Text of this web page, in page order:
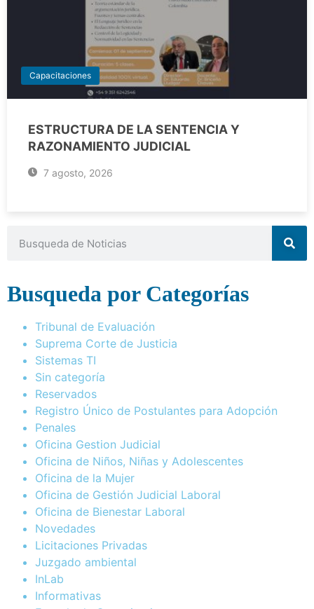
Capacitaciones
ESTRUCTURA DE LA SENTENCIA Y
RAZONAMIENTO JUDICIAL
7 agosto, 2026
Busqueda por Categorías
Tribunal de Evaluación
Suprema Corte de Justicia
Sistemas TI
Sin categoría
Reservados
Registro Único de Postulantes para Adopción
Penales
Oficina Gestion Judicial
Oficina de Niños, Niñas y Adolescentes
Oficina de la Mujer
Oficina de Gestión Judicial Laboral
Oficina de Bienestar Laboral
Novedades
Licitaciones Privadas
Juzgado ambiental
InLab
Informativas